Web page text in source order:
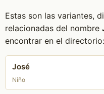
Estas son las variantes,
relacionadas del nombre
encontrar en el directorio:
José
Niño